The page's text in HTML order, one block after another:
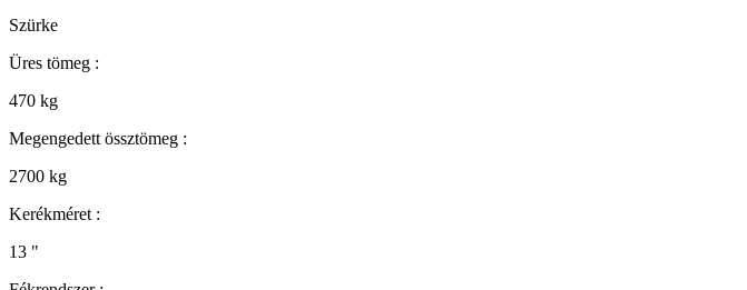
Szürke
Üres tömeg :
470 kg
Megengedett össztömeg :
2700 kg
Kerékméret :
13 "